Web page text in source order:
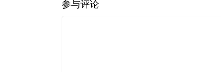
参与评论